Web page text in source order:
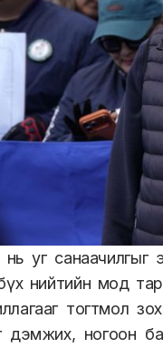
уг санаачилгыг
нийтийн мод
тогтмол
дэмжих, ногоон